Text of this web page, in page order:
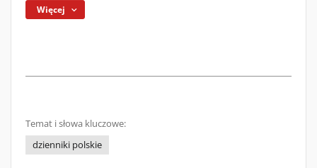
Więcej
Temat i słowa kluczowe:
dzienniki polskie